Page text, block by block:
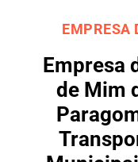
EMPRESA
Empresa
de Mim